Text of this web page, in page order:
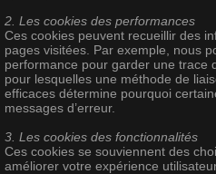
2. Les cookies des performances
Ces cookies peuvent recueillir des
pages visitées. Par exemple, nous
performance pour garder une trace
pour lesquelles une méthode de
efficaces détermine pourquoi
messages d’erreur.
3. Les cookies des fonctionnalités
Ces cookies se souviennent des
améliorer votre expérience